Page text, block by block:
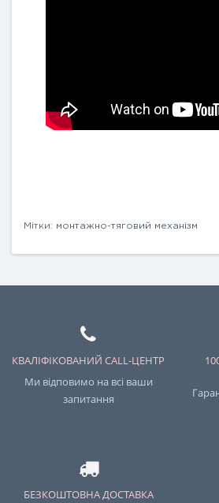
Мітки: монтажно-тяговий механізм
КВАЛІФІКОВАНИЙ CALL-ЦЕНТР
Ми відповимо на всі ваши
запитання
БЕЗКОШТОВНА ДОСТАВКА